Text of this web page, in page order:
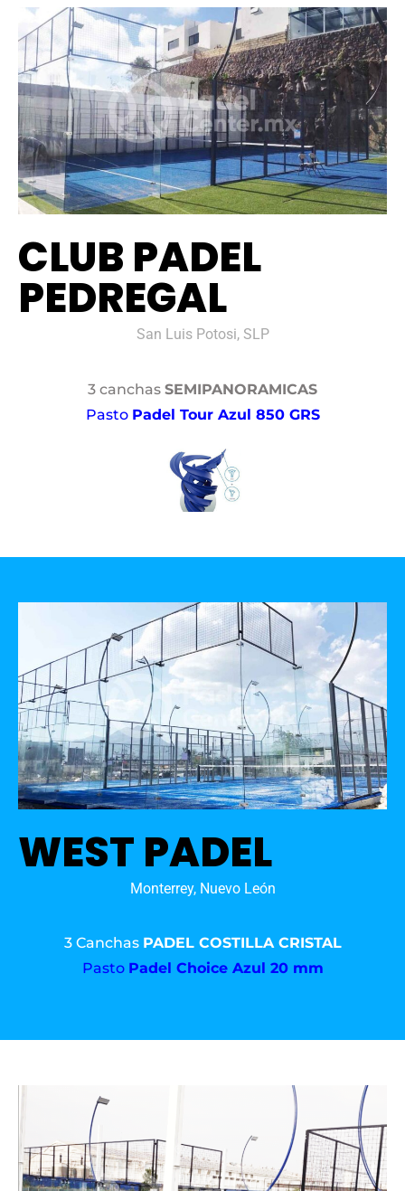
CLUB PADEL
PEDREGAL
San Luis Potosi, SLP
3 canchas SEMIPANORAMICAS
Pasto Padel Tour Azul 850 GRS
WEST PADEL
Monterrey, Nuevo León
3 Canchas PADEL COSTILLA CRISTAL
Pasto Padel Choice Azul 20 mm